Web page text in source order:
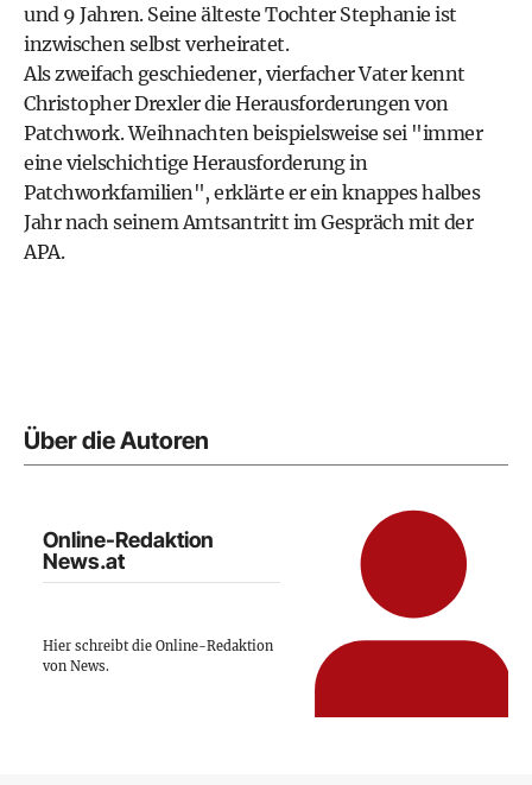
und 9 Jahren. Seine älteste Tochter Stephanie ist
inzwischen selbst verheiratet.
Als zweifach geschiedener, vierfacher Vater kennt
Christopher Drexler die Herausforderungen von
Patchwork. Weihnachten beispielsweise sei "immer
eine vielschichtige Herausforderung in
Patchworkfamilien", erklärte er ein knappes halbes
Jahr nach seinem Amtsantritt im Gespräch mit der
APA.
Über die Autoren
Online-Redaktion
News.at
Hier schreibt die Online-Redaktion
von News.